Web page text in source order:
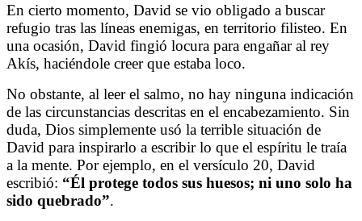
En cierto momento, David se vio obligado a buscar
refugio tras las líneas enemigas, en territorio filisteo. En
una ocasión, David fingió locura para engañar al rey
Akís, haciéndole creer que estaba loco.
No obstante, al leer el salmo, no hay ninguna indicación
de las circunstancias descritas en el encabezamiento. Sin
duda, Dios simplemente usó la terrible situación de
David para inspirarlo a escribir lo que el espíritu le traía
a la mente. Por ejemplo, en el versículo 20, David
escribió: “Él protege todos sus huesos; ni uno solo ha
sido quebrado”.